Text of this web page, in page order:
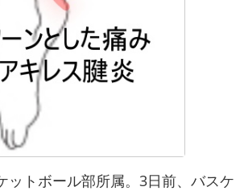
ットボール部所属。3日前、バスケ